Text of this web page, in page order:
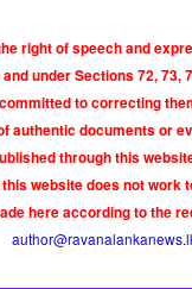
right of speech and
under Sections 72, 73,
to correcting
authentic documents or
through this
website does not
here according to the